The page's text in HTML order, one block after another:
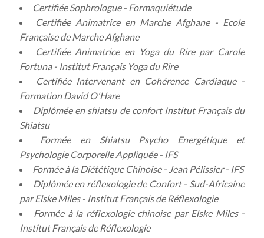
Certifiée Sophrologue - Formaquiétude
Certifiée Animatrice en Marche Afghane - Ecole
Française de Marche Afghane
Certifiée Animatrice en Yoga du Rire par Carole
Fortuna - Institut Français Yoga du Rire
Certifiée Intervenant en Cohérence Cardiaque -
Formation David O'Hare
Diplômée en shiatsu de confortInstitut Français du
Shiatsu
Formée en Shiatsu Psycho Energétique et
Psychologie Corporelle Appliquée- IFS
Formée à la Diététique Chinoise - Jean Pélissier - IFS
Diplômée en réflexologie de Confort - Sud-Africaine
par Elske Miles - Institut Français de Réflexologie
Formée à la réflexologie chinoise par Elske Miles -
Institut Français de Réflexologie